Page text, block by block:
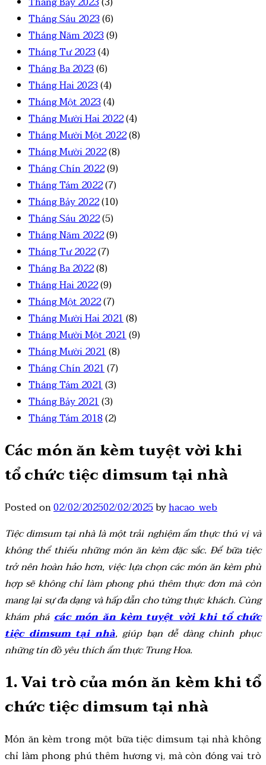
Tháng Sáu 2023(6)
Tháng Năm 2023(9)
Tháng Tư 2023(4)
Tháng Ba 2023(6)
Tháng Hai 2023(4)
Tháng Một 2023(4)
Tháng Mười Hai 2022(4)
Tháng Mười Một 2022(8)
Tháng Mười 2022(8)
Tháng Chín 2022(9)
Tháng Tám 2022(7)
Tháng Bảy 2022(10)
Tháng Sáu 2022(5)
Tháng Năm 2022(9)
Tháng Tư 2022(7)
Tháng Ba 2022(8)
Tháng Hai 2022(9)
Tháng Một 2022(7)
Tháng Mười Hai 2021(8)
Tháng Mười Một 2021(9)
Tháng Mười 2021(8)
Tháng Chín 2021(7)
Tháng Tám 2021(3)
Tháng Bảy 2021(3)
Tháng Tám 2018(2)
Các món ăn kèm tuyệt vời khi
tổ chức tiệc dimsum tại nhà
Posted on02/02/202502/02/2025byhacao_web
Tiệc dimsum tại nhà là một trải nghiệm ẩm thực thú vị và
không thể thiếu những món ăn kèm đặc sắc. Để bữa tiệc
trở nên hoàn hảo hơn, việc lựa chọn các món ăn kèm phù
hợp sẽ không chỉ làm phong phú thêm thực đơn mà còn
mang lại sự đa dạng và hấp dẫn cho từng thực khách. Cùng
khám phácác món ăn kèm tuyệt vời khi tổ chức
tiệc dimsum tại nhà, giúp bạn dễ dàng chinh phục
những tín đồ yêu thích ẩm thực Trung Hoa.
1. Vai trò của món ăn kèm khi tổ
chức tiệc dimsum tại nhà
Món ăn kèm trong một bữa tiệc dimsum tại nhà không
chỉ làm phong phú thêm hương vị, mà còn đóng vai trò